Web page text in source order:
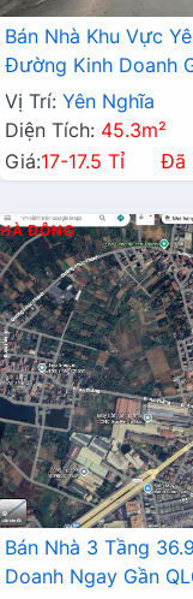
Bán Nhà Khu Vực
Đường Kinh Doanh
Vị Trí: Yên Nghĩa
Diện Tích: 45.3m²
Giá:17-17.5 Tỉ Đã
HÀ ĐÔNG
Bán Nhà 3 Tầng
Doanh Ngay Gần